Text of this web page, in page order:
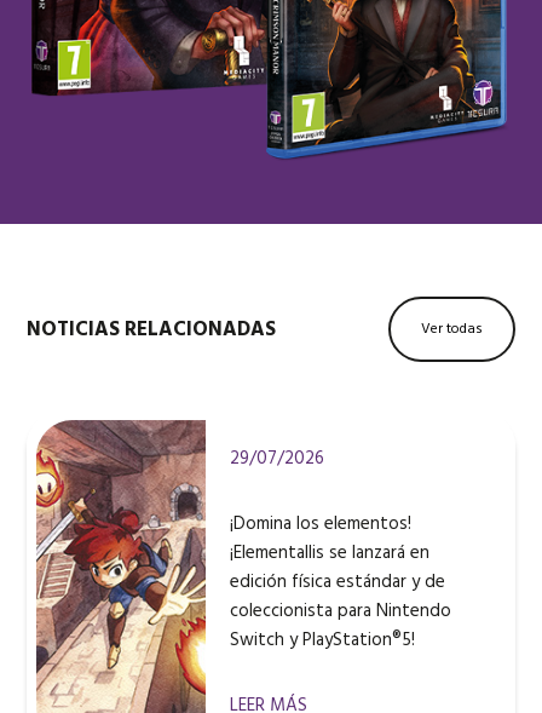
NOTICIAS RELACIONADAS Ver todas
29/07/2026
¡Domina los elementos!
¡Elementallis se lanzará en
edición física estándar y de
coleccionista para Nintendo
Switch y PlayStation®5!
LEER MÁS